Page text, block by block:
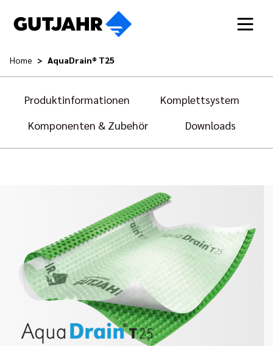
Home AquaDrain® T25
Produktinformationen
Komplettsystem
Komponenten & Zubehör
Downloads